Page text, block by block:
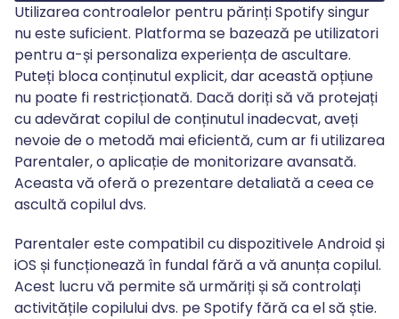
Utilizarea controalelor pentru părinți Spotify singur
nu este suficient. Platforma se bazează pe utilizatori
pentru a-și personaliza experiența de ascultare.
Puteți bloca conținutul explicit, dar această opțiune
nu poate fi restricționată. Dacă doriți să vă protejați
cu adevărat copilul de conținutul inadecvat, aveți
nevoie de o metodă mai eficientă, cum ar fi utilizarea
Parentaler, o aplicație de monitorizare avansată.
Aceasta vă oferă o prezentare detaliată a ceea ce
ascultă copilul dvs.
Parentaler este compatibil cu dispozitivele Android și
iOS și funcționează în fundal fără a vă anunța copilul.
Acest lucru vă permite să urmăriți și să controlați
activitățile copilului dvs. pe Spotify fără ca el să știe.